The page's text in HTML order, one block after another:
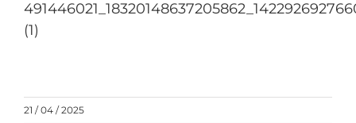
(1)
21 / 04 / 2025